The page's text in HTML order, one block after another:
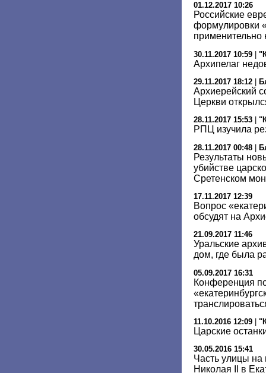
01.12.2017 10:26
Российские
формулировки
применительно
30.11.2017 10:59
Архипелаг
29.11.2017 18:12
Архиерейский
Церкви
28.11.2017 15:53
РПЦ изучила
28.11.2017 00:48
Результаты
убийстве
Сретенском
17.11.2017 12:39
Вопрос
обсудят на
21.09.2017 11:46
Уральские
дом, где была
05.09.2017 16:31
Конференция
11.10.2016 12:09
Царские
30.05.2016 15:41
Часть улицы на
Николая II в